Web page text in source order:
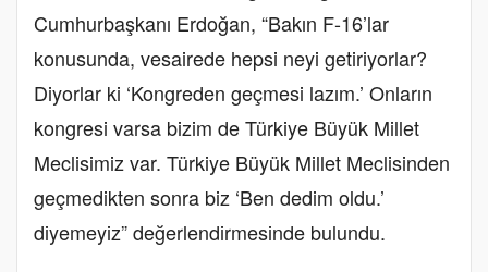
Cumhurbaşkanı Erdoğan, “Bakın F-16’lar
konusunda, vesairede hepsi neyi getiriyorlar?
Diyorlar ki ‘Kongreden geçmesi lazım.’ Onların
kongresi varsa bizim de Türkiye Büyük Millet
Meclisimiz var. Türkiye Büyük Millet Meclisinden
geçmedikten sonra biz ‘Ben dedim oldu.’
diyemeyiz” değerlendirmesinde bulundu.